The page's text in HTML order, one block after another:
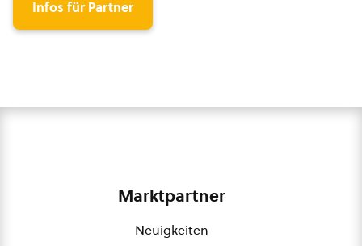
Infos für Partner
Marktpartner
Neuigkeiten